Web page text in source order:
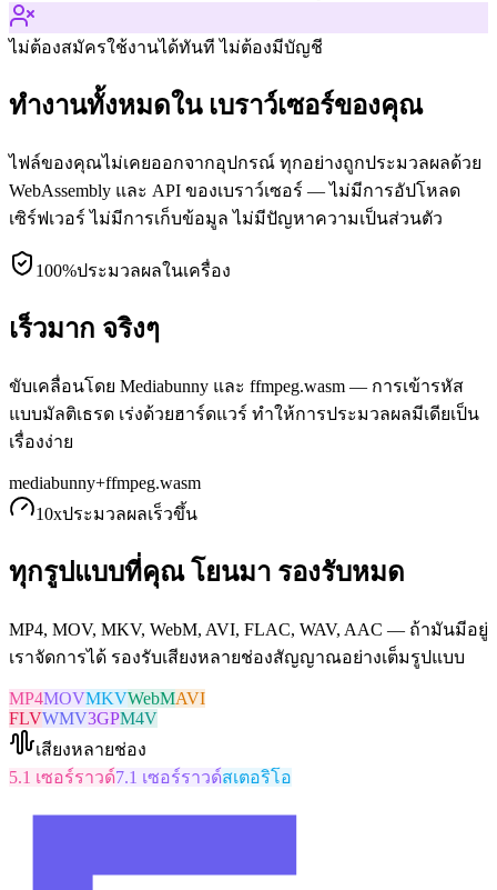
ไม่ต้องสมัครใช้งานได้ทันที ไม่ต้องมีบัญชี
ทำงานทั้งหมดใน เบราว์เซอร์ของคุณ
ไฟล์ของคุณไม่เคยออกจากอุปกรณ์ ทุกอย่างถูกประมวลผลด้วย
WebAssembly และ API ของเบราว์เซอร์ — ไม่มีการอัปโหลด
เซิร์ฟเวอร์ ไม่มีการเก็บข้อมูล ไม่มีปัญหาความเป็นส่วนตัว
100%ประมวลผลในเครื่อง
เร็วมาก จริงๆ
ขับเคลื่อนโดย Mediabunny และ ffmpeg.wasm — การเข้ารหัส
แบบมัลติเธรด เร่งด้วยฮาร์ดแวร์ ทำให้การประมวลผลมีเดียเป็น
เรื่องง่าย
mediabunny+ffmpeg.wasm
10xประมวลผลเร็วขึ้น
ทุกรูปแบบที่คุณ โยนมา รองรับหมด
MP4, MOV, MKV, WebM, AVI, FLAC, WAV, AAC — ถ้ามันมีอยู่
เราจัดการได้ รองรับเสียงหลายช่องสัญญาณอย่างเต็มรูปแบบ
MP4MOVMKVWebMAVI
FLVWMV3GPM4V
เสียงหลายช่อง
5.1 เซอร์ราวด์7.1 เซอร์ราวด์สเตอริโอ